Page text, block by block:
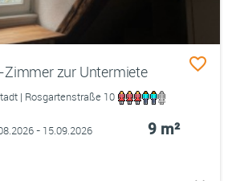
Zimmer zur Untermiete
| Rosgartenstraße 10
- 15.09.2026 9 m²